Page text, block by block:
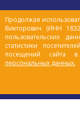
Продолжая
Викторович (ИНН
пользовательских
статистики
посещений сайта
персональных данных.